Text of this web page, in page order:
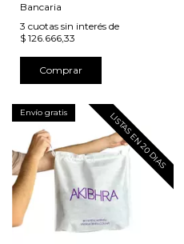
Bancaria
3 cuotas sin interés de
$ 126.666,33
Comprar
Envío gratis LISTAS EN 20 DIAS